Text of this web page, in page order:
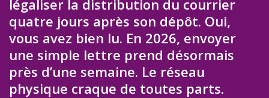
légaliser la distribution du courrier
quatre jours après son dépôt. Oui,
vous avez bien lu. En 2026, envoyer
une simple lettre prend désormais
près d’une semaine. Le réseau
physique craque de toutes parts.